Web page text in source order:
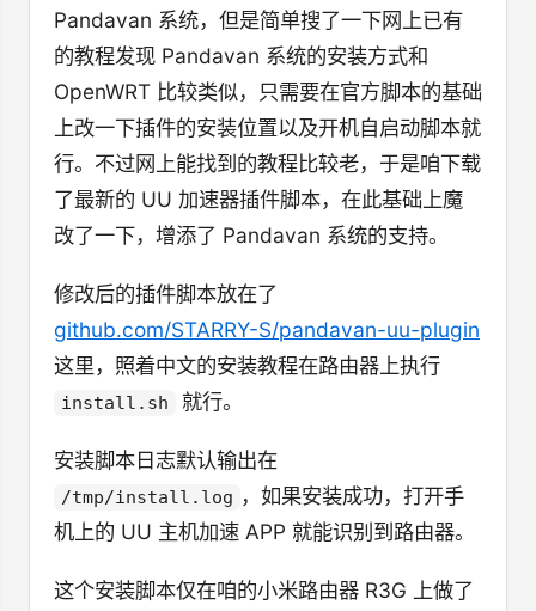
名为潘多拉的宝石〗)
吐息忍ばせた躊躇いで (〖呼吸中隐藏着踌
躇〗)
いつまでも見ていた (〖永远见证着〗)
here in the rain
昨日散った花びらを惜しんで泣いた (〖遗憾
着昨日散落的花瓣而流泪〗)
貴方のこと少しずつ忘れて行くようで (〖渐
渐忘记了关于你的一切〗)
私は貴方の欠片 (〖我是你的碎片〗)
貴方の胸へ帰りたいだけ (〖只想回归于你心
三日月の形に壊れた水晶(クオーツ) (〖以新月
你〗)
いつまでも待ってる (〖永远等待着〗)
貴方にただ会いたくて…… (〖只是想要见
名为潘多拉的宝石〗)
吐息忍ばせた躊躇いで (〖呼吸中隐藏着踌
欠け落ちた私の瞳は (〖破片散落于我眼中〗)
三日月の形に壊れた水晶(クオーツ) (〖以新月
之形状毁坏的水晶〗)
胸を満たすのは貴方だけ (〖填满心中的只有
いつまでも待ってる (〖永远等待着〗)
Pandavan 系统，但是简单搜了一下网上已有
的教程发现 Pandavan 系统的安装方式和
OpenWRT 比较类似，只需要在官方脚本的基础
上改一下插件的安装位置以及开机自启动脚本就
行。不过网上能找到的教程比较老，于是咱下载
了最新的 UU 加速器插件脚本，在此基础上魔
改了一下，增添了 Pandavan 系统的支持。
修改后的插件脚本放在了
github.com/STARRY-S/pandavan-uu-plugin
这里，照着中文的安装教程在路由器上执行
install.sh 就行。
安装脚本日志默认输出在
/tmp/install.log ，如果安装成功，打开手
机上的 UU 主机加速 APP 就能识别到路由器。
这个安装脚本仅在咱的小米路由器 R3G 上做了